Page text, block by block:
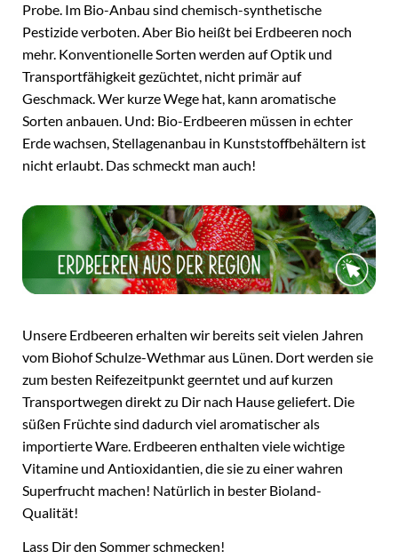
Probe. Im Bio-Anbau sind chemisch-synthetische
Pestizide verboten. Aber Bio heißt bei Erdbeeren noch
mehr. Konventionelle Sorten werden auf Optik und
Transportfähigkeit gezüchtet, nicht primär auf
Geschmack. Wer kurze Wege hat, kann aromatische
Sorten anbauen. Und: Bio-Erdbeeren müssen in echter
Erde wachsen, Stellagenanbau in Kunststoffbehältern ist
nicht erlaubt. Das schmeckt man auch!
Unsere Erdbeeren erhalten wir bereits seit vielen Jahren
vom Biohof Schulze-Wethmar aus Lünen. Dort werden sie
zum besten Reifezeitpunkt geerntet und auf kurzen
Transportwegen direkt zu Dir nach Hause geliefert. Die
süßen Früchte sind dadurch viel aromatischer als
importierte Ware. Erdbeeren enthalten viele wichtige
Vitamine und Antioxidantien, die sie zu einer wahren
Superfrucht machen! Natürlich in bester Bioland-
Qualität!
Lass Dir den Sommer schmecken!